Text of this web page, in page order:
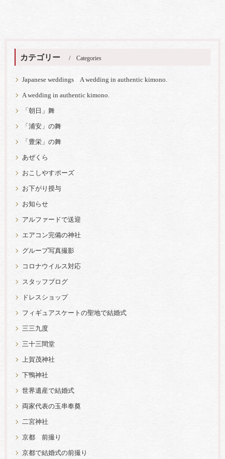
カテゴリー Categories
Japanese weddings A wedding in authentic kimono.
A wedding in authentic kimono.
「朝日」舞
「浦安」の舞
「豊栄」の舞
あぜくら
おこしやすポーズ
お下がり授与
お知らせ
アルファードで送迎
エアコン完備の神社
グループ写真撮影
コロナウイルス対応
スタッフブログ
ドレスショップ
フィギュアスケートの聖地で結婚式
三三九度
三十三間堂
上賀茂神社
下鴨神社
世界遺産で結婚式
両家代表の玉串奉奠
二宮神社
京都 前撮り
京都で結婚式の前撮り